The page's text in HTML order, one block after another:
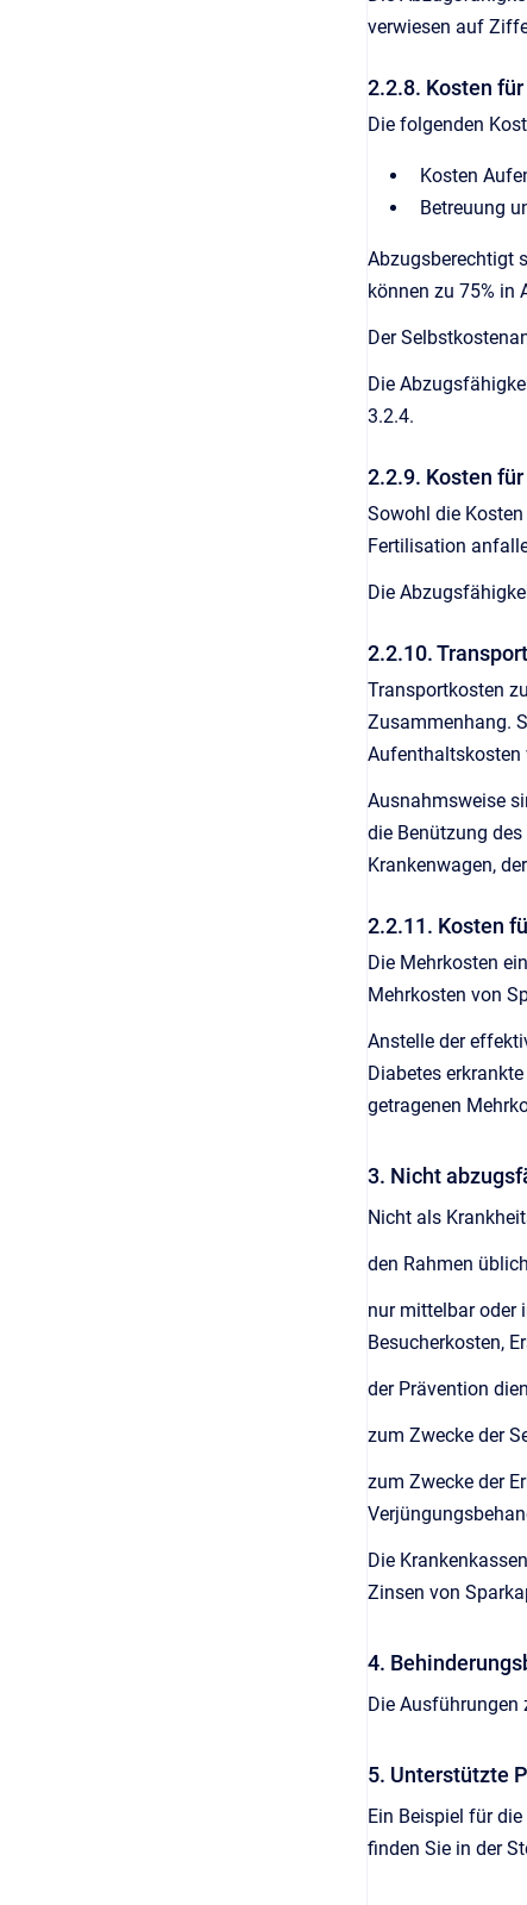
verwiesen auf
2.2.8. Kosten
Die folgenden
Kosten
Betreuung
Abzugsberechtigt
können zu 75% in
Der
Die
3.2.4.
2.2.9. Kosten
Sowohl die
Fertilisation
Die
2.2.10.
Transportkosten
Zusammenhang.
Aufenthaltskosten
Ausnahmsweise
die Benützung
Krankenwagen,
2.2.11. Kosten
Die Mehrkosten
Mehrkosten von
Anstelle der
Diabetes
getragenen
3. Nicht
Nicht als
den Rahmen
nur mittelbar oder
Besucherkosten,
der Prävention
zum Zwecke der
zum Zwecke der
Die
Zinsen von
4.
Die Ausführungen
5. Unterstützte
Ein Beispiel für
finden Sie in der